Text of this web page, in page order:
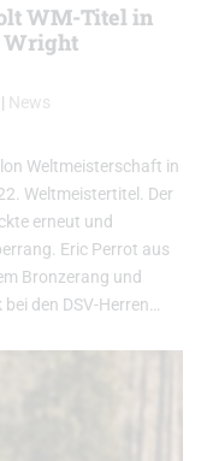
WM-Titel in
Wright
| News
Weltmeisterschaft in
Weltmeistertitel. Der
erneut und
Eric Perrot aus
Bronzerang und
den DSV-Herren…